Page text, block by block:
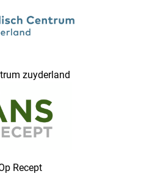
zuyderland
Recept